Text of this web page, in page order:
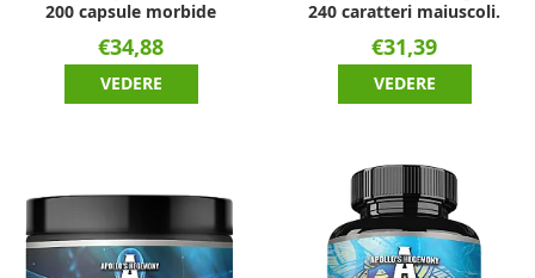
200 capsule morbide
€34,88
VEDERE
240 caratteri maiuscoli.
€31,39
VEDERE